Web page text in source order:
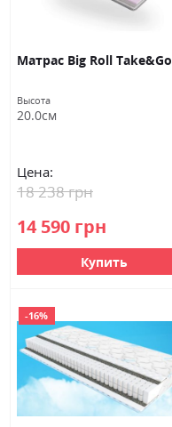
Матраc Big Roll Take&Go
Высота
20.0см
Цена:
14 590 грн
18 238 грн
Купить
-16%